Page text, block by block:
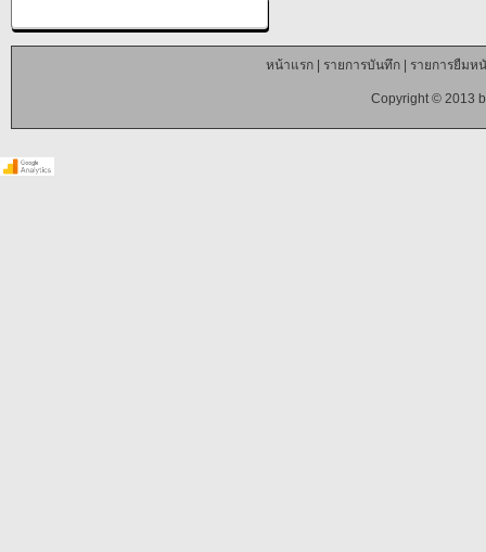
หน้าแรก| รายการบันทึก| รายการยืมห
Copyright © 2013